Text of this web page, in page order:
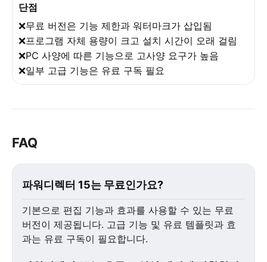
단점
❌무료 버전은 기능 제한과 워터마크가 삽입됨
❌프로그램 자체 용량이 크고 설치 시간이 오래 걸림
❌PC 사양에 따른 기능으로 고사양 요구가 높음
❌일부 고급 기능은 유료 구독 필요
FAQ
파워디렉터 15는 무료인가요?
기본으로 편집 기능과 효과를 사용할 수 있는 무료
버전이 제공됩니다. 고급 기능 및 유료 템플릿과 효
과는 유료 구독이 필요합니다.